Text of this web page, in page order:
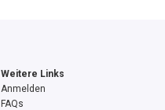
Weitere Links
Anmelden
FAQs